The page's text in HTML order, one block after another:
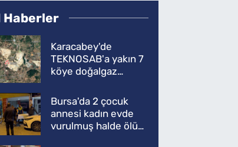
Haberler
Karacabey'de
TEKNOSAB'a yakın 7
köye doğalgaz
Bursa'da 2 çocuk
annesi kadın evde
vurulmuş halde ölü